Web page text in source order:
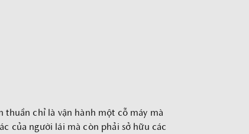
thuần chỉ là vận hành một cỗ máy mà
của người lái mà còn phải sở hữu các